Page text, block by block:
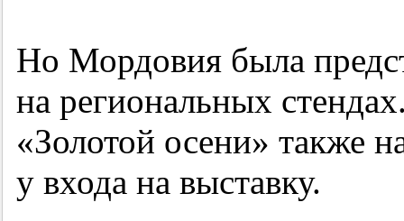
Но Мордовия была
на региональных
«Золотой осени» также
у входа на выставку.